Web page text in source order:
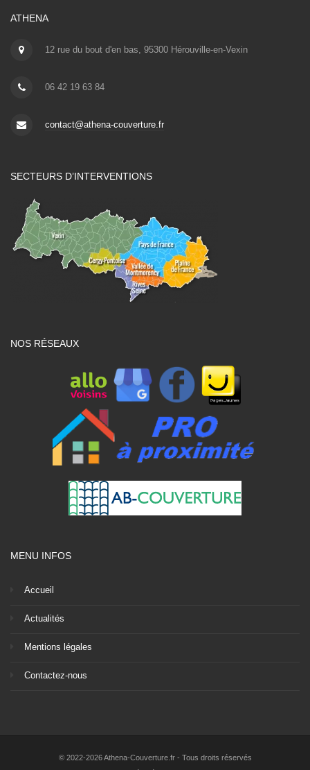
ATHENA
12 rue du bout d'en bas, 95300 Hérouville-en-Vexin
06 42 19 63 84
contact@athena-couverture.fr
SECTEURS D’INTERVENTIONS
NOS RÉSEAUX
MENU INFOS
Accueil
Actualités
Mentions légales
Contactez-nous
© 2022-2026 Athena-Couverture.fr - Tous droits réservés